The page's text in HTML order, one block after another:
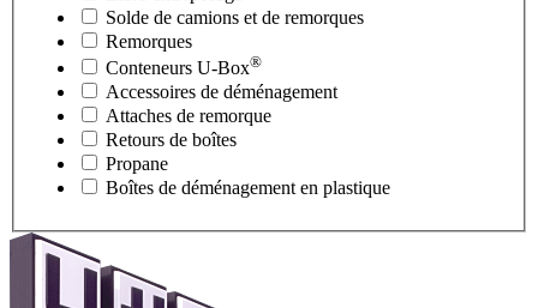
Solde de camions et de remorques
Remorques
Conteneurs U-Box®
Accessoires de déménagement
Attaches de remorque
Retours de boîtes
Propane
Boîtes de déménagement en plastique